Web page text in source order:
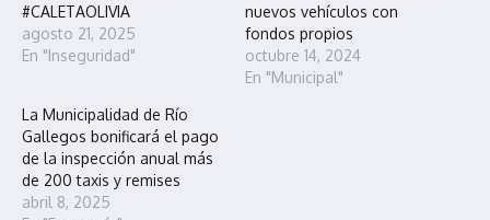
#CALETAOLIVIA
agosto 21, 2025
En "Inseguridad"
nuevos vehículos con
fondos propios
octubre 14, 2024
En "Municipal"
La Municipalidad de Río
Gallegos bonificará el pago
de la inspección anual más
de 200 taxis y remises
abril 8, 2025